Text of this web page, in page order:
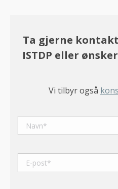
Ta gjerne
ISTDP eller
Vi tilbyr også